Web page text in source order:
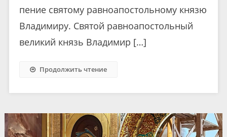
пение святому равноапостольному князю
Владимиру. Святой равноапостольный
великий князь Владимир […]
Продолжить чтение